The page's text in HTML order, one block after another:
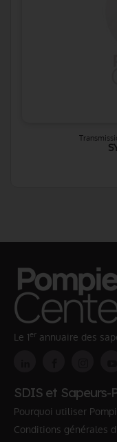
Le 1er annuaire des
SDIS et Sapeurs-
Pourquoi utiliser
Conditions générales